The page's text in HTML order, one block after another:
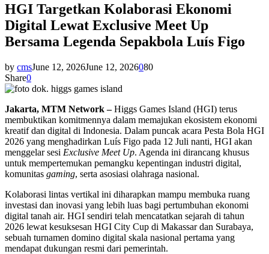
HGI Targetkan Kolaborasi Ekonomi
Digital Lewat Exclusive Meet Up
Bersama Legenda Sepakbola Luís Figo
by cmsJune 12, 2026June 12, 2026080
Share0
Jakarta, MTM Network –Higgs Games Island (HGI) terus
membuktikan komitmennya dalam memajukan ekosistem ekonomi
kreatif dan digital di Indonesia. Dalam puncak acara Pesta Bola HGI
2026 yang menghadirkan Luís Figo pada 12 Juli nanti, HGI akan
menggelar sesi Exclusive Meet Up. Agenda ini dirancang khusus
untuk mempertemukan pemangku kepentingan industri digital,
komunitas gaming, serta asosiasi olahraga nasional.
Kolaborasi lintas vertikal ini diharapkan mampu membuka ruang
investasi dan inovasi yang lebih luas bagi pertumbuhan ekonomi
digital tanah air. HGI sendiri telah mencatatkan sejarah di tahun
2026 lewat kesuksesan HGI City Cup di Makassar dan Surabaya,
sebuah turnamen domino digital skala nasional pertama yang
mendapat dukungan resmi dari pemerintah.